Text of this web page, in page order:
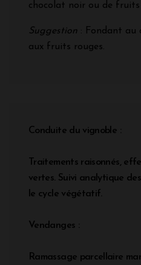
chocolat noir ou de fruits
Suggestion : Fondant au
aux fruits rouges.
Conduite du vignoble :
Traitements raisonnés,
vertes. Suivi analytique
le cycle végétatif.
Vendanges :
Ramassage parcellaire